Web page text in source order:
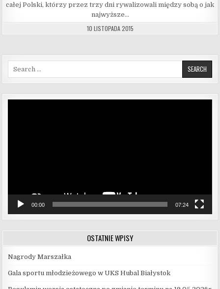
całej Polski, którzy przez trzy dni rywalizowali między sobą o jak
najwyższe…
10 LISTOPADA 2015
00:00 07:24
OSTATNIE WPISY
Nagrody Marszałka
Gala sportu młodzieżowego w UKS Hubal Białystok